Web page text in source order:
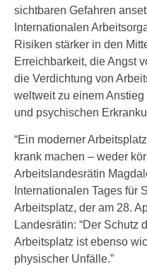
sichtbaren Gefahren
Internationalen
Risiken stärker in den
Erreichbarkeit, die Angst
die Verdichtung von
weltweit zu einem
und psychischen
“Ein moderner
krank machen – weder
Arbeitslandesrätin
Internationalen Tages für
Arbeitsplatz, der am 28.
Landesrätin: “Der Schutz
Arbeitsplatz ist ebenso
physischer Unfälle.”